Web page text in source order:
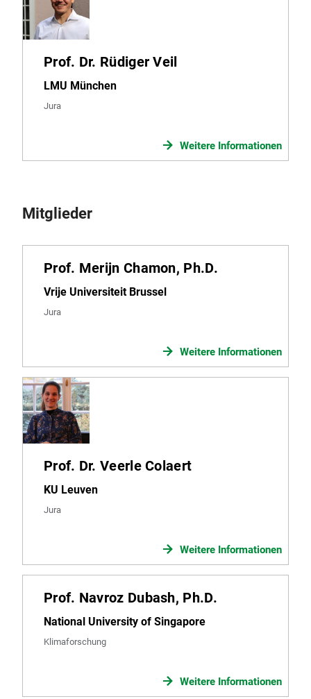
Prof. Dr. Rüdiger Veil
LMU München
Jura
Weitere Informationen
Mitglieder
Prof. Merijn Chamon, Ph.D.
Vrije Universiteit Brussel
Jura
Weitere Informationen
Prof. Dr. Veerle Colaert
KU Leuven
Jura
Weitere Informationen
Prof. Navroz Dubash, Ph.D.
National University of Singapore
Klimaforschung
Weitere Informationen